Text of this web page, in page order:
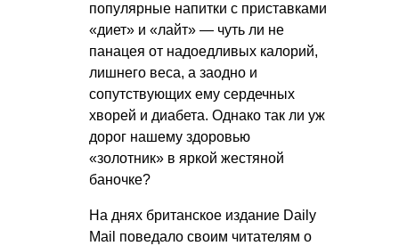
популярные напитки с приставками
«диет» и «лайт» — чуть ли не
панацея от надоедливых калорий,
лишнего веса, а заодно и
сопутствующих ему сердечных
хворей и диабета. Однако так ли уж
дорог нашему здоровью
«золотник» в яркой жестяной
баночке?
На днях британское издание Daily
Mail поведало своим читателям о